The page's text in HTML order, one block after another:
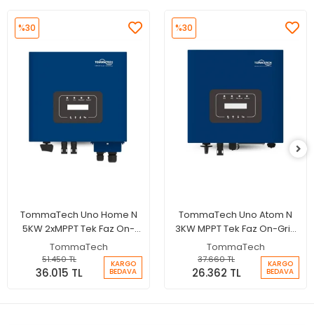
TommaTech Uno Home N
5KW 2xMPPT Tek Faz On-
Grid İnverter
TommaTech
%30
51.450 TL
36.015 TL
KARGO
BEDAVA
TommaTech Uno Atom N
3KW MPPT Tek Faz On-Grid
İnverter
TommaTech
%30
37.660 TL
26.362 TL
KARGO
BEDAVA